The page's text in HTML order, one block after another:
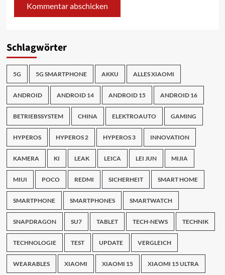
Schlagwörter
5G 5G SMARTPHONE AKKU ALLES XIAOMI
ANDROID ANDROID 14 ANDROID 15 ANDROID 16
BETRIEBSSYSTEM CHINA ELEKTROAUTO GAMING
HYPEROS HYPEROS 2 HYPEROS 3 INNOVATION
KAMERA KI LEAK LEICA LEI JUN MIJIA
MIUI POCO REDMI SICHERHEIT SMART HOME
SMARTPHONE SMARTPHONES SMARTWATCH
SNAPDRAGON SU7 TABLET TECH-NEWS TECHNIK
TECHNOLOGIE TEST UPDATE VERGLEICH
WEARABLES XIAOMI XIAOMI 15 XIAOMI 15 ULTRA